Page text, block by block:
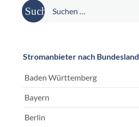
Suche
nach:
Stromanbieter nach Bundesland
Baden Württemberg
Bayern
Berlin